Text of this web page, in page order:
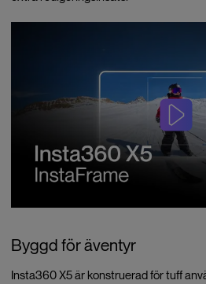
Byggd för äventyr
Insta360 X5 är konstruerad för tuff